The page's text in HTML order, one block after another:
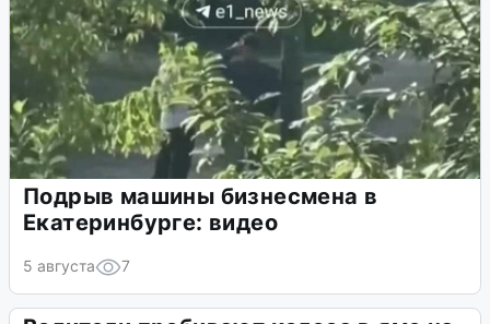
Подрыв машины бизнесмена в
Екатеринбурге: видео
5 августа 7